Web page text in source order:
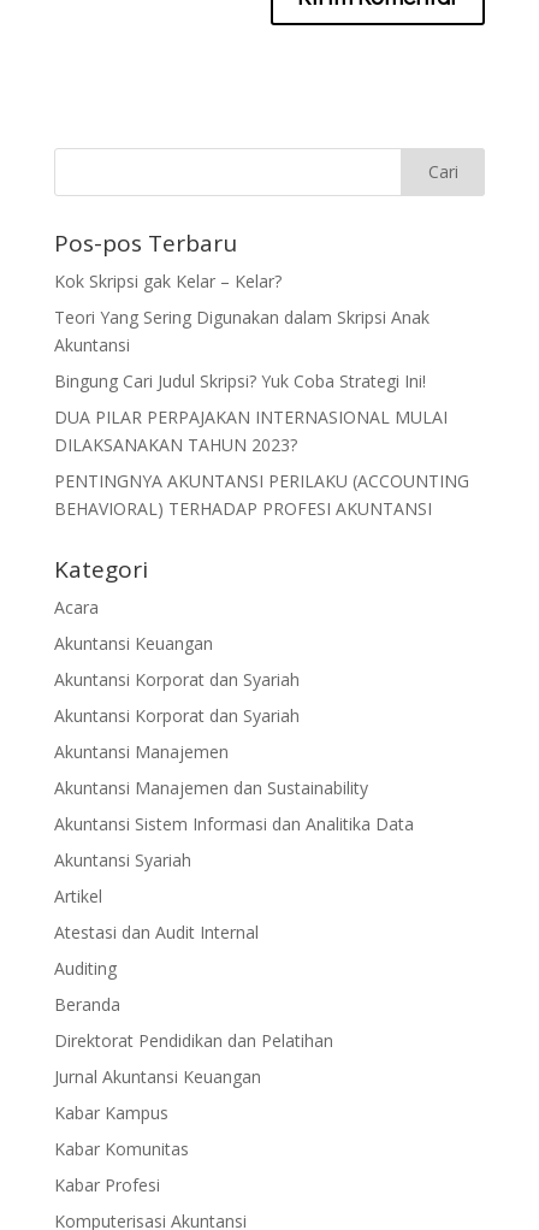
Pos-pos Terbaru
Kok Skripsi gak Kelar – Kelar?
Teori Yang Sering Digunakan dalam Skripsi Anak
Akuntansi
Bingung Cari Judul Skripsi? Yuk Coba Strategi Ini!
DUA PILAR PERPAJAKAN INTERNASIONAL MULAI
DILAKSANAKAN TAHUN 2023?
PENTINGNYA AKUNTANSI PERILAKU (ACCOUNTING
BEHAVIORAL) TERHADAP PROFESI AKUNTANSI
Kategori
Acara
Akuntansi Keuangan
Akuntansi Korporat dan Syariah
Akuntansi Korporat dan Syariah
Akuntansi Manajemen
Akuntansi Manajemen dan Sustainability
Akuntansi Sistem Informasi dan Analitika Data
Akuntansi Syariah
Artikel
Atestasi dan Audit Internal
Auditing
Beranda
Direktorat Pendidikan dan Pelatihan
Jurnal Akuntansi Keuangan
Kabar Kampus
Kabar Komunitas
Kabar Profesi
Komputerisasi Akuntansi